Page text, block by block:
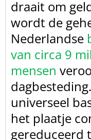
draait om
wordt de
Nederlandse
van circa 9
mensen
universeel
het plaatje
gereduceerd